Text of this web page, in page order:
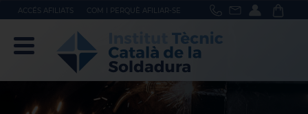
ACCÉS AFILIATS COM I PERQUÈ AFILIAR-SE